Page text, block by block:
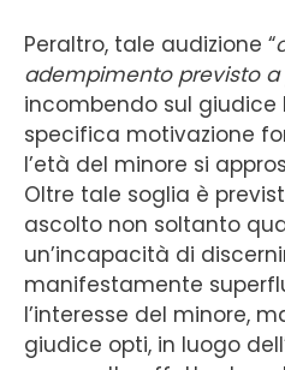
Peraltro, tale audizione “
adempimento previsto a
incombendo sul giudice
specifica motivazione
l’età del minore si
Oltre tale soglia è
ascolto non soltanto
un’incapacità di
manifestamente
l’interesse del minore,
giudice opti, in luogo